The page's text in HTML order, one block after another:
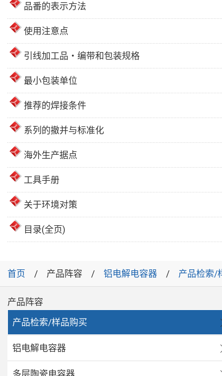
品番的表示方法
使用注意点
引线加工品・编带和包装规格
最小包装单位
推荐的焊接条件
系列的撤并与标准化
海外生产据点
工具手册
关于环境对策
目录(全页)
首页 产品阵容 铝电解电容器 产品检索/
产品阵容
产品检索/样品购买
铝电解电容器
多层陶瓷电容器